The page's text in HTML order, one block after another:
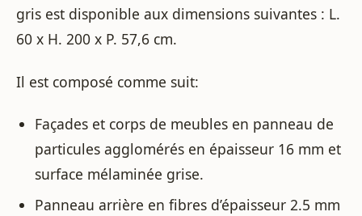
gris est disponible aux dimensions suivantes : L.
60 x H. 200 x P. 57,6 cm.
Il est composé comme suit:
Façades et corps de meubles en panneau de
particules agglomérés en épaisseur 16 mm et
surface mélaminée grise.
Panneau arrière en fibres d’épaisseur 2.5 mm